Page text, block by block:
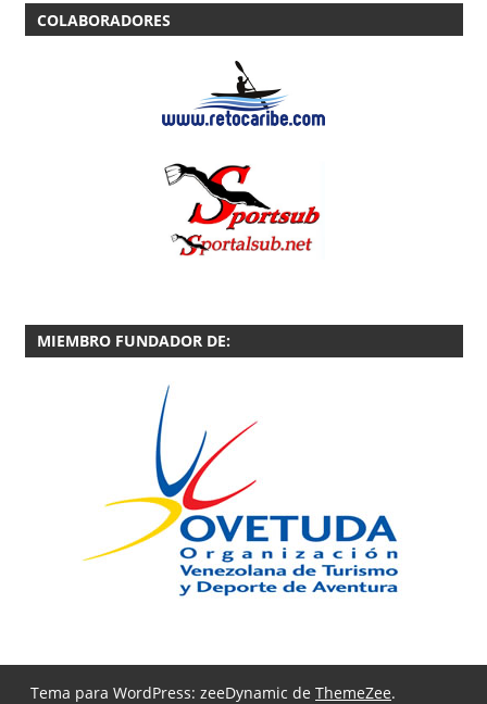
COLABORADORES
MIEMBRO FUNDADOR DE:
Tema para WordPress: zeeDynamic de ThemeZee.